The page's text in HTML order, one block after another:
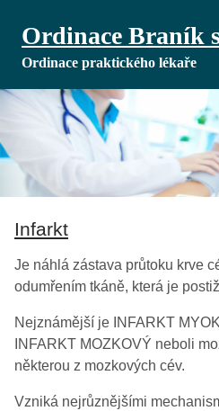
Ordinace Braník
Ordinace praktického lékaře
Infarkt
Je náhlá zástava průtoku krve
odumřením tkáně, která je
Nejznámější je INFARKT
INFARKT MOZKOVÝ neboli
některou z mozkových cév.
Vzniká nejrůznějšími